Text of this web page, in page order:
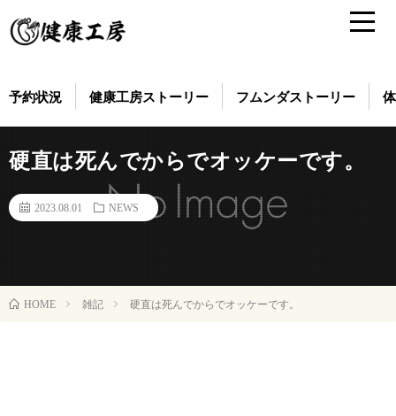
予約状況 健康工房ストーリー フムンダストーリー
硬直は死んでからでオッケーです。
2023.08.01 NEWS
HOME 雑記 硬直は死んでからでオッケーです。